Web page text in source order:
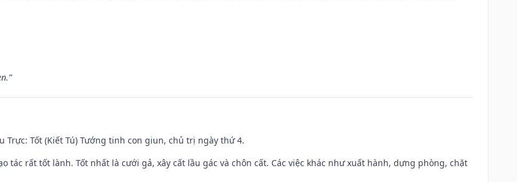
Trực: Tốt (Kiết Tú) Tướng tinh con giun, chủ trị ngày thứ 4.
tác rất tốt lành. Tốt nhất là cưới gả, xây cất lầu gác và chôn cất. Các việc khác như xuất hành, dựng phòng, chặt